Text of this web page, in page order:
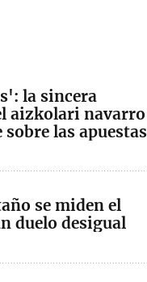
la sincera
aizkolari navarro
las apuestas
se miden el
duelo desigual